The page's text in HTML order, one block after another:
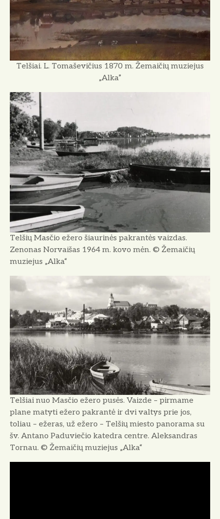
Telšiai. L. Tomaševičius 1870 m. Žemaičių muziejus
„Alka”
Telšių Masčio ežero šiaurinės pakrantės vaizdas.
Zenonas Norvaišas 1964 m. kovo mėn. © Žemaičių
muziejus „Alka“
Telšiai nuo Masčio ežero pusės. Vaizde – pirmame
plane matyti ežero pakrantė ir dvi valtys prie jos,
toliau – ežeras, už ežero – Telšių miesto panorama su
šv. Antano Paduviečio katedra centre. Aleksandras
Tornau. © Žemaičių muziejus „Alka“